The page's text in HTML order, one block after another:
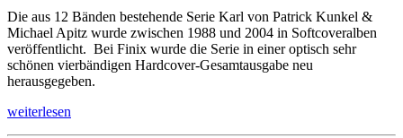
Die aus 12 Bänden bestehende Serie Karl von Patrick Kunkel &
Michael Apitz wurde zwischen 1988 und 2004 in Softcoveralben
veröffentlicht. Bei Finix wurde die Serie in einer optisch sehr
schönen vierbändigen Hardcover-Gesamtausgabe neu
herausgegeben.
weiterlesen